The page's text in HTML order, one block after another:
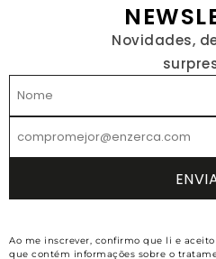
Novidades,
Ao me inscrever, confirmo que li e
que contém informações sobre o